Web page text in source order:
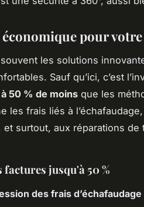
pour
les solutions
Sauf qu’ici, c’est
50 % de moins que les
les frais liés à
et surtout, aux réparations
factures jusqu'à 50 %
des frais d’échafaudage